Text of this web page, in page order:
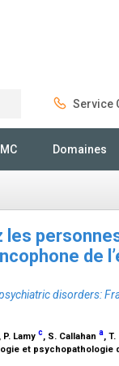
Service
Domaines
de
disorders:
, P. Lamy c, S. Callahan a,
et psychopathologie